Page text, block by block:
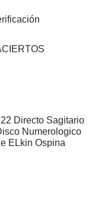
Directo Sagitario
Numerologico
ELkin Ospina